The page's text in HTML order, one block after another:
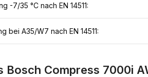
-7/35 °C nach EN 14511:
bei A35/W7 nach EN 14511:
Bosch Compress 7000i